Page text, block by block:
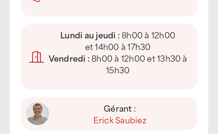
Lundi au jeudi :8h00 à 12h00
et 14h00 à 17h30
Vendredi :8h00 à 12h00 et 13h30 à
15h30
Gérant :
Erick Saubiez